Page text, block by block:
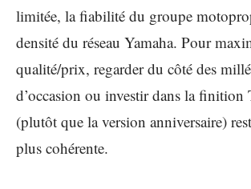
limitée, la fiabilité du groupe
densité du réseau Yamaha. Pour
qualité/prix, regarder du côté des
d’occasion ou investir dans la
(plutôt que la version anniversaire)
plus cohérente.